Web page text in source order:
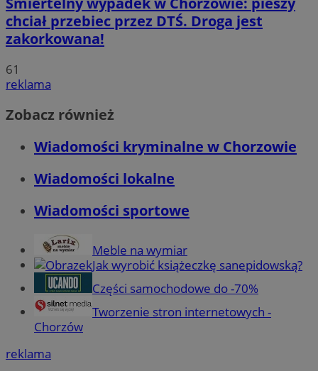
chciał przebiec przez DTŚ. Droga jest
zakorkowana!
61
reklama
Zobacz również
Wiadomości kryminalne w Chorzowie
Wiadomości lokalne
Wiadomości sportowe
Meble na wymiar
Jak wyrobić książeczkę sanepidowską?
Części samochodowe do -70%
Tworzenie stron internetowych -
Chorzów
reklama